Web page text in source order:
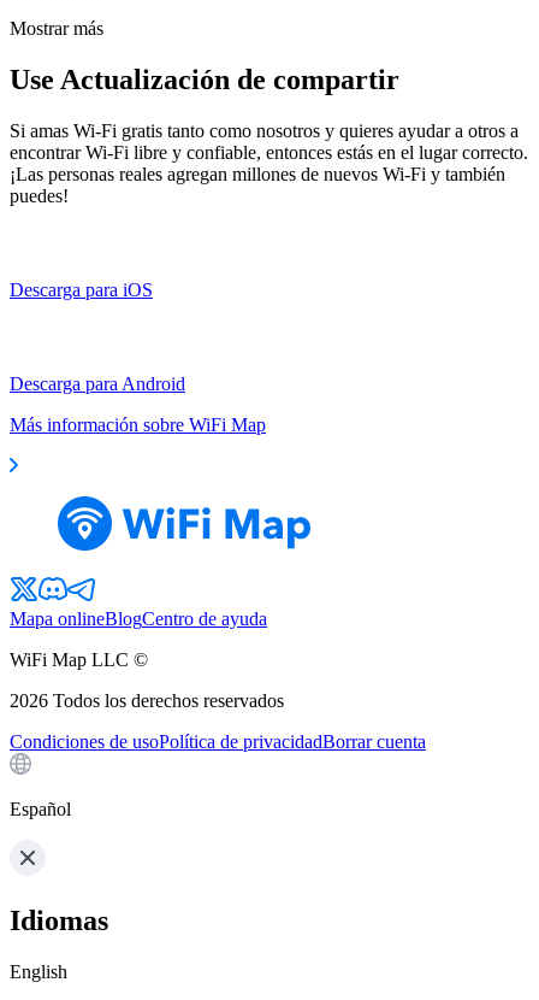
Mostrar más
Use Actualización de compartir
Si amas Wi-Fi gratis tanto como nosotros y quieres ayudar a otros a
encontrar Wi-Fi libre y confiable, entonces estás en el lugar correcto.
¡Las personas reales agregan millones de nuevos Wi-Fi y también
puedes!
Descarga para iOS
Descarga para Android
Más información sobre WiFi Map
Mapa onlineBlogCentro de ayuda
WiFi Map LLC ©
2026 Todos los derechos reservados
Condiciones de usoPolítica de privacidadBorrar cuenta
Español
Idiomas
English